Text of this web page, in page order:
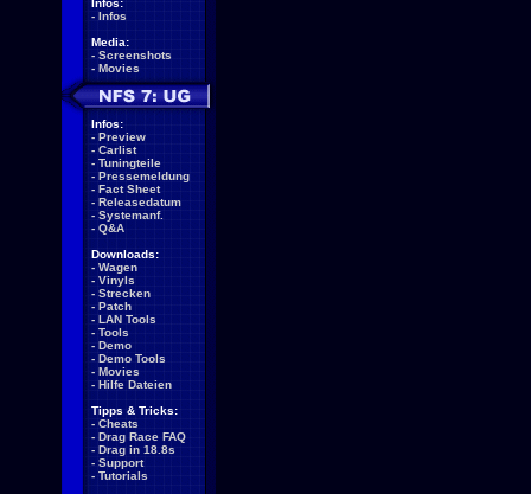
Infos:
- Infos
Media:
- Screenshots
- Movies
Infos:
- Preview
- Carlist
- Tuningteile
- Pressemeldung
- Fact Sheet
- Releasedatum
- Systemanf.
- Q&A
Downloads:
- Wagen
- Vinyls
- Strecken
- Patch
- LAN Tools
- Tools
- Demo
- Demo Tools
- Movies
- Hilfe Dateien
Tipps & Tricks:
- Cheats
- Drag Race FAQ
- Drag in 18.8s
- Support
- Tutorials